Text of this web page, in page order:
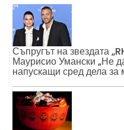
Съпругът на звездата
Маурисио Умански „Не
напускащи сред дела